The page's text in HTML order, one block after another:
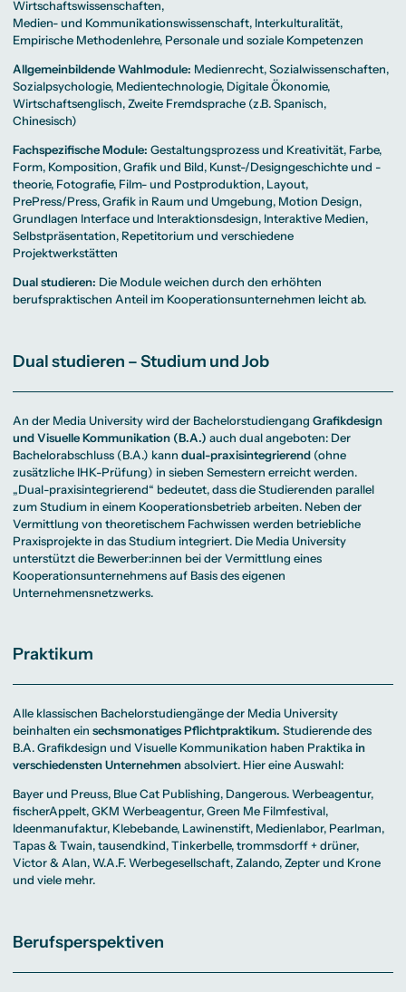
Wirtschaftswissenschaften,
Medien- und Kommunikationswissenschaft, Interkulturalität,
Empirische Methodenlehre, Personale und soziale Kompetenzen
Allgemeinbildende Wahlmodule: Medienrecht, Sozialwissenschaften,
Sozialpsychologie, Medientechnologie, Digitale Ökonomie,
Wirtschaftsenglisch, Zweite Fremdsprache (z.B. Spanisch,
Chinesisch)
Fachspezifische Module: Gestaltungsprozess und Kreativität, Farbe,
Form, Komposition, Grafik und Bild, Kunst-/Designgeschichte und -
theorie, Fotografie, Film- und Postproduktion, Layout,
PrePress/Press, Grafik in Raum und Umgebung, Motion Design,
Grundlagen Interface und Interaktionsdesign, Interaktive Medien,
Selbstpräsentation, Repetitorium und verschiedene
Projektwerkstätten
Dual studieren: Die Module weichen durch den erhöhten
berufspraktischen Anteil im Kooperationsunternehmen leicht ab.
Dual studieren – Studium und Job
An der Media University wird der BachelorstudiengangGrafikdesign
und Visuelle Kommunikation (B.A.) auch dual angeboten: Der
Bachelorabschluss (B.A.) kanndual-praxisintegrierend (ohne
zusätzliche IHK-Prüfung) in sieben Semestern erreicht werden.
„Dual-praxisintegrierend“ bedeutet, dass die Studierenden parallel
zum Studium in einem Kooperationsbetrieb arbeiten. Neben der
Vermittlung von theoretischem Fachwissen werden betriebliche
Praxisprojekte in das Studium integriert. Die Media University
unterstützt die Bewerber:innen bei der Vermittlung eines
Kooperationsunternehmens auf Basis des eigenen
Unternehmensnetzwerks.
Praktikum
Alle klassischen Bachelorstudiengänge der Media University
beinhalten einsechsmonatiges Pflichtpraktikum. Studierende des
B.A. Grafikdesign und Visuelle Kommunikation haben Praktikain
verschiedensten Unternehmenabsolviert. Hier eine Auswahl:
Bayer und Preuss, Blue Cat Publishing, Dangerous. Werbeagentur,
fischerAppelt, GKM Werbeagentur, Green Me Filmfestival,
Ideenmanufaktur, Klebebande, Lawinenstift, Medienlabor, Pearlman,
Tapas & Twain, tausendkind, Tinkerbelle, trommsdorff + drüner,
Victor & Alan, W.A.F. Werbegesellschaft, Zalando, Zepter und Krone
und viele mehr.
Berufsperspektiven